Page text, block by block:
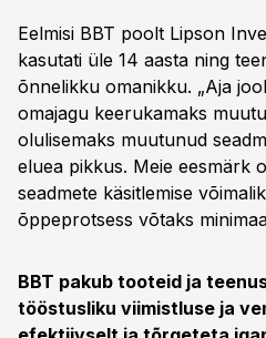
Eelmisi BBT poolt Lipson
kasutati üle 14 aasta ning
õnnelikku omanikku. „Aja
omajagu keerukamaks
olulisemaks muutunud
eluea pikkus. Meie eesmärk
seadmete käsitlemise
õppeprotsess võtaks
BBT pakub tooteid ja
tööstusliku viimistluse ja